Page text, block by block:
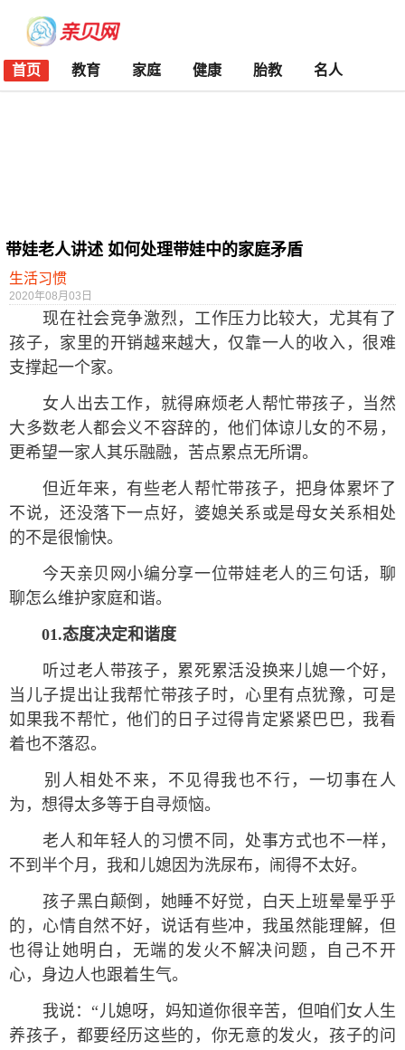
首页 教育 家庭 健康 胎教 名人
带娃老人讲述 如何处理带娃中的家庭矛盾
生活习惯
2020年08月03日
现在社会竞争激烈，工作压力比较大，尤其有了
孩子，家里的开销越来越大，仅靠一人的收入，很难
支撑起一个家。
女人出去工作，就得麻烦老人帮忙带孩子，当然
大多数老人都会义不容辞的，他们体谅儿女的不易，
更希望一家人其乐融融，苦点累点无所谓。
但近年来，有些老人帮忙带孩子，把身体累坏了
不说，还没落下一点好，婆媳关系或是母女关系相处
的不是很愉快。
今天亲贝网小编分享一位带娃老人的三句话，聊
聊怎么维护家庭和谐。
01.态度决定和谐度
听过老人带孩子，累死累活没换来儿媳一个好，
当儿子提出让我帮忙带孩子时，心里有点犹豫，可是
如果我不帮忙，他们的日子过得肯定紧紧巴巴，我看
着也不落忍。
别人相处不来，不见得我也不行，一切事在人
为，想得太多等于自寻烦恼。
老人和年轻人的习惯不同，处事方式也不一样，
不到半个月，我和儿媳因为洗尿布，闹得不太好。
孩子黑白颠倒，她睡不好觉，白天上班晕晕乎乎
的，心情自然不好，说话有些冲，我虽然能理解，但
也得让她明白，无端的发火不解决问题，自己不开
心，身边人也跟着生气。
我说：“儿媳呀，妈知道你很辛苦，但咱们女人生
养孩子，都要经历这些的，你无意的发火，孩子的问